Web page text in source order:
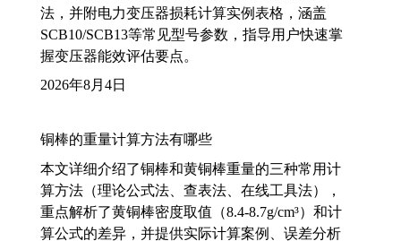
法，并附电力变压器损耗计算实例表格，涵盖
SCB10/SCB13等常见型号参数，指导用户快速掌
握变压器能效评估要点。
2026年8月4日
铜棒的重量计算方法有哪些
本文详细介绍了铜棒和黄铜棒重量的三种常用计
算方法（理论公式法、查表法、在线工具法），
重点解析了黄铜棒密度取值（8.4-8.7g/cm³）和计
算公式的差异，并提供实际计算案例、误差分析